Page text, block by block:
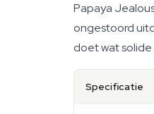
Papaya
ongestoord
doet wat
Specificatie